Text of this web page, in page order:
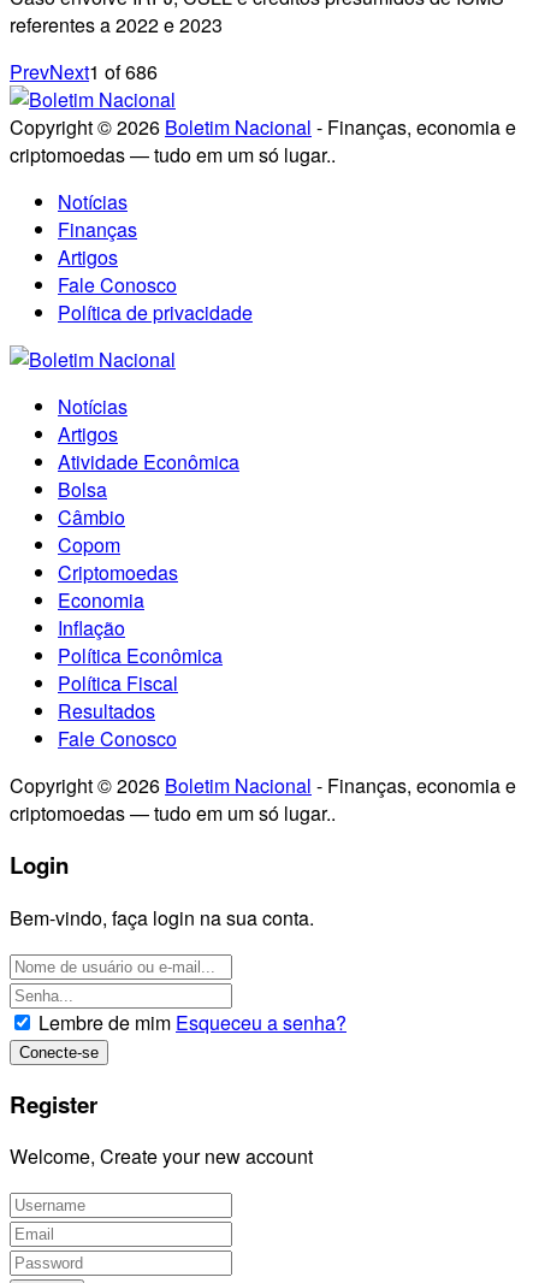
referentes a 2022 e 2023
PrevNext1 of686
Copyright © 2026 Boletim Nacional - Finanças, economia e
criptomoedas — tudo em um só lugar..
Notícias
Finanças
Artigos
Fale Conosco
Política de privacidade
Notícias
Artigos
Atividade Econômica
Bolsa
Câmbio
Copom
Criptomoedas
Economia
Inflação
Política Econômica
Política Fiscal
Resultados
Fale Conosco
Copyright © 2026 Boletim Nacional - Finanças, economia e
criptomoedas — tudo em um só lugar..
Login
Bem-vindo, faça login na sua conta.
Lembre de mim Esqueceu a senha?
Register
Welcome, Create your new account